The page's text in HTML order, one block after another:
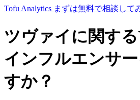
Tofu Analytics まずは無料で相談して
ツヴァイに関する
インフルエンサ
すか？